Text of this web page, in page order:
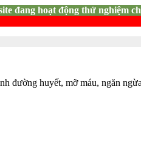
đang hoạt động thử nghiệm
đường huyết, mỡ máu, ngăn